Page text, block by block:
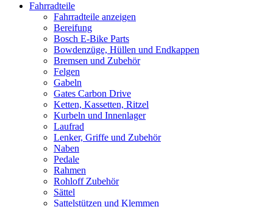
Fahrradteile
Fahrradteile anzeigen
Bereifung
Bosch E-Bike Parts
Bowdenzüge, Hüllen und Endkappen
Bremsen und Zubehör
Felgen
Gabeln
Gates Carbon Drive
Ketten, Kassetten, Ritzel
Kurbeln und Innenlager
Laufrad
Lenker, Griffe und Zubehör
Naben
Pedale
Rahmen
Rohloff Zubehör
Sättel
Sattelstützen und Klemmen